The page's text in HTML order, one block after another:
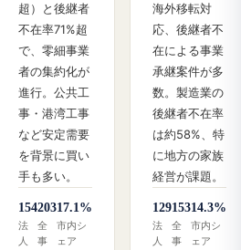
超）と後継者
不在率71%超
で、零細事業
者の集約化が
進行。公共工
事・港湾工事
など安定需要
を背景に買い
手も多い。
154
法
人
203
全
事
17.1%
市内シ
ェア
海外移転対
応、後継者不
在による事業
承継案件が多
数。製造業の
後継者不在率
は約58%、特
に地方の家族
経営が課題。
129
法
人
153
全
事
14.3%
市内シ
ェア